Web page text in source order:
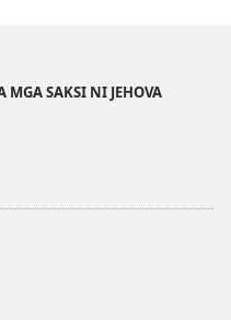
MGA SAKSI NI JEHOVA